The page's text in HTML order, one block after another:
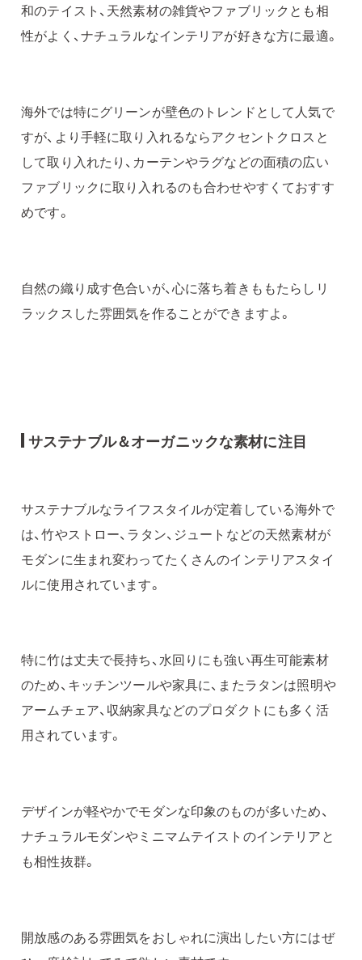
和のテイスト、天然素材の雑貨やファブリックとも相
性がよく、ナチュラルなインテリアが好きな方に最適。
海外では特にグリーンが壁色のトレンドとして人気で
すが、より手軽に取り入れるならアクセントクロスと
して取り入れたり、カーテンやラグなどの面積の広い
ファブリックに取り入れるのも合わせやすくておすす
めです。
自然の織り成す色合いが、心に落ち着きももたらしリ
ラックスした雰囲気を作ることができますよ。
サステナブル＆オーガニックな素材に注目
サステナブルなライフスタイルが定着している海外で
は、竹やストロー、ラタン、ジュートなどの天然素材が
モダンに生まれ変わってたくさんのインテリアスタイ
ルに使用されています。
特に竹は丈夫で長持ち、水回りにも強い再生可能素材
のため、キッチンツールや家具に、またラタンは照明や
アームチェア、収納家具などのプロダクトにも多く活
用されています。
デザインが軽やかでモダンな印象のものが多いため、
ナチュラルモダンやミニマムテイストのインテリアと
も相性抜群。
開放感のある雰囲気をおしゃれに演出したい方にはぜ